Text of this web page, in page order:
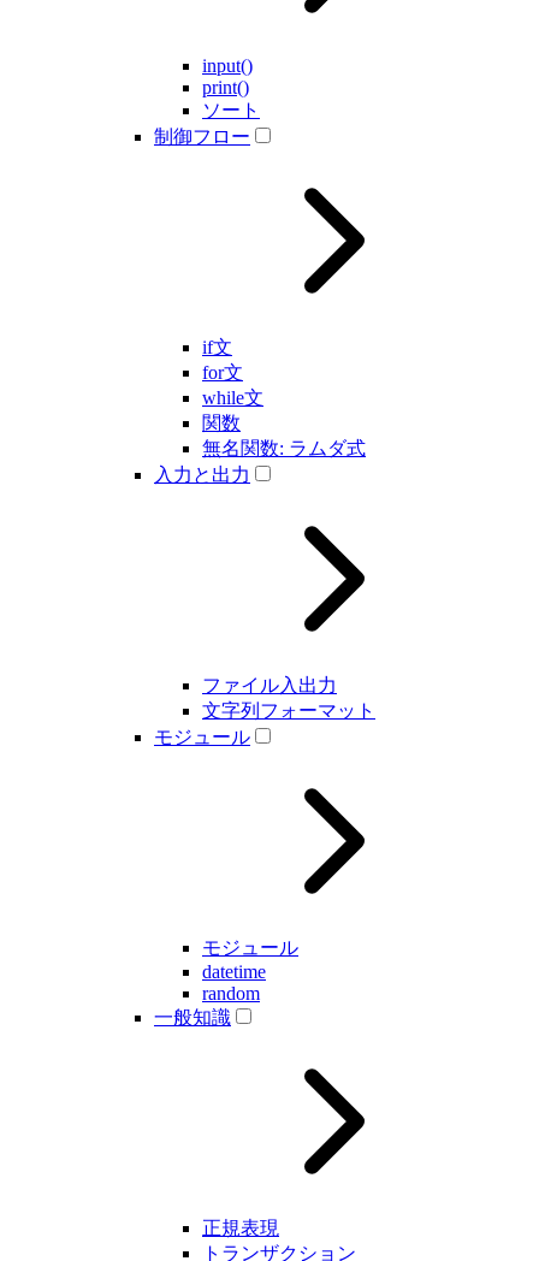
input()
print()
ソート
制御フロー
if文
for文
while文
関数
無名関数: ラムダ式
入力と出力
ファイル入出力
文字列フォーマット
モジュール
モジュール
datetime
random
一般知識
正規表現
トランザクション